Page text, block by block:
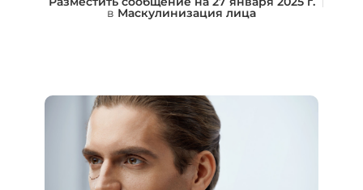
в Маскулинизация лица